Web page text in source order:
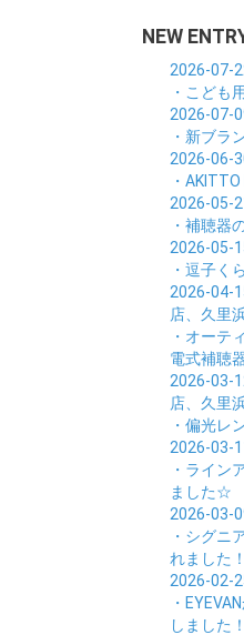
NEW
2026-07-
・こども
2026-07-
・新ブラ
2026-06-
・
2026-05-
・補聴器
2026-05-
・逗子く
2026-04-
店、久里
・オーテ
電式補聴
2026-03-
店、久里
・偏光レ
2026-03-
・ライン
ました☆
2026-03-
・シグニ
れました！
2026-02-
・
しました！